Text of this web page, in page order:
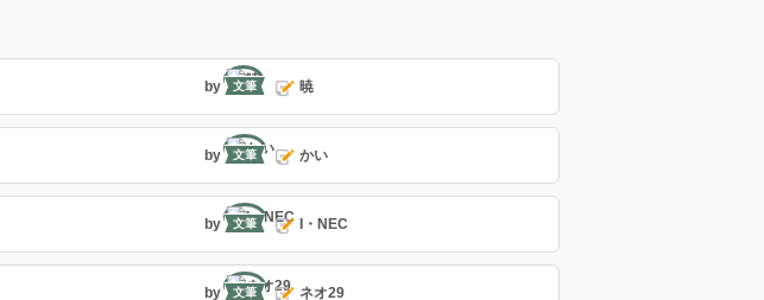
by 文筆 暁
by 文筆 かい
by 文筆 I・NEC
by 文筆 ネオ29